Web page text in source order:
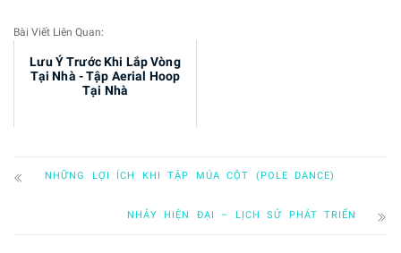
Bài Viết Liên Quan:
Lưu Ý Trước Khi Lắp Vòng
Tại Nhà - Tập Aerial Hoop
Tại Nhà
NHỮNG LỢI ÍCH KHI TẬP MÚA CỘT (POLE DANCE)
NHẢY HIỆN ĐẠI – LỊCH SỬ PHÁT TRIỂN